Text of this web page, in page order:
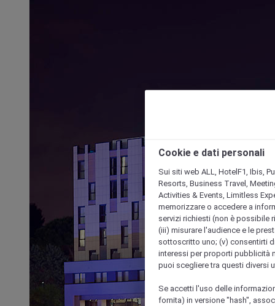
Cookie e dati personali
Sui siti web ALL, HotelF1, Ibis,
Resorts, Business Travel,
Activities & Events, Limitless
memorizzare o accedere a
servizi richiesti (non è possibile
(iii) misurare l'audience e le
sottoscritto uno; (v) consentirti
interessi per proporti pubblicità
puoi scegliere tra questi diversi
Se accetti l'uso delle
fornita) in versione "hash",